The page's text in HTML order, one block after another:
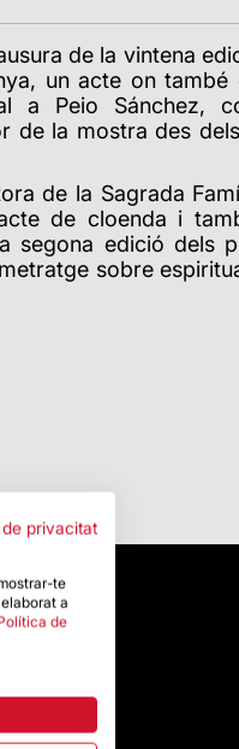
de la vintena
un acte on també
a Peio Sánchez,
de la mostra des
de la Sagrada
de cloenda i
segona edició dels
sobre
privacitat
te
a
de